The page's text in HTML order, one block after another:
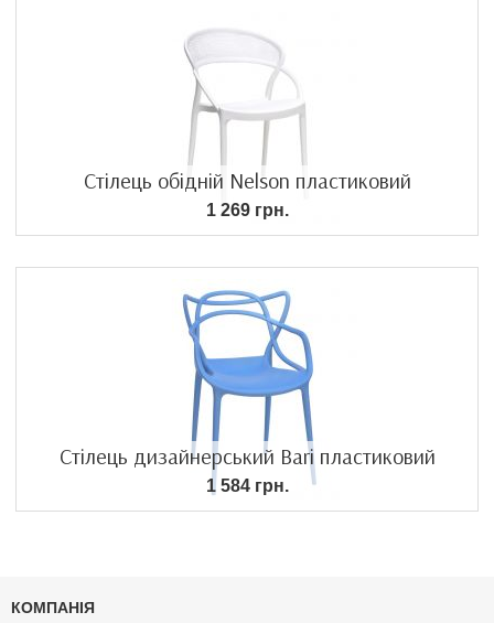
Стілець обідній Nelson пластиковий
1 269 грн.
Стілець дизайнерський Bari пластиковий
1 584 грн.
КОМПАНІЯ